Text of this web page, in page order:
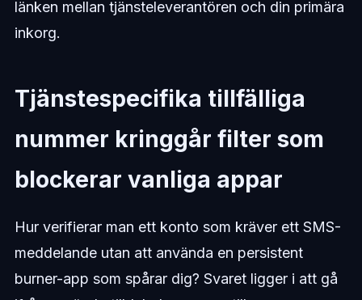
länken mellan tjänsteleverantören och din primära
inkorg.
Tjänstespecifika tillfälliga
nummer kringgår filter som
blockerar vanliga appar
Hur verifierar man ett konto som kräver ett SMS-
meddelande utan att använda en persistent
burner-app som spårar dig? Svaret ligger i att gå